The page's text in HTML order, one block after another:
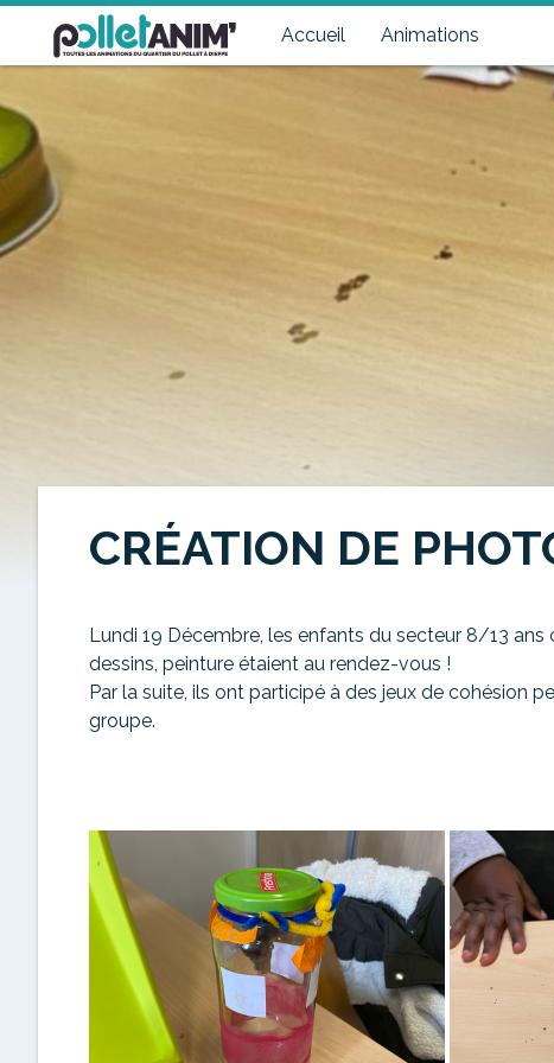
Accueil Animations
Pollet Anim'
Toutes les animations du quartier du Pollet à Dieppe
CRÉATION DE
Lundi 19 Décembre, les enfants du secteur 8/13
dessins, peinture étaient au rendez-vous !
Par la suite, ils ont participé à des jeux de cohésion
groupe.